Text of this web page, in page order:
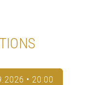
• 20:00